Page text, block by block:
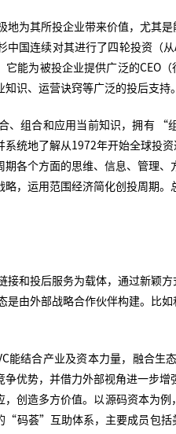
地为其所投企业带来价值，尤其
中国连续对其进行了四轮投资（
它能为被投企业提供广泛的CEO
识、运营诀窍等广泛的投后支持。
、组合和应用当前知识，拥有
系统地了解从1972年开始全球投
期各个方面的思维、信息、管理
略，运用范围经济简化创投周期
接和投后服务为载体，通过新颖
是由外部战略合作伙伴构建。比
能结合产业及资本力量，融合
争优势，并借力外部视角进一步
，创造多方价值。以源码资本为
“码荟”互助体系，主要成员包括